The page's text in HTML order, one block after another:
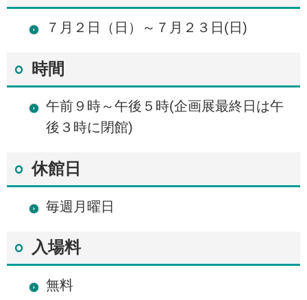
７月２日（日）～７月２３日(日)
時間
午前９時～午後５時(企画展最終日は午
後３時に閉館)
休館日
毎週月曜日
入場料
無料